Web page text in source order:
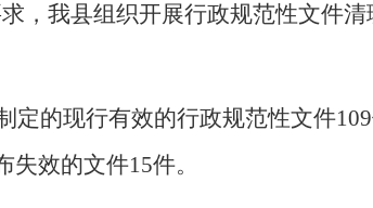
，我县组织开展行政规范性文件清
定的现行有效的行政规范性文件109
失效的文件15件。